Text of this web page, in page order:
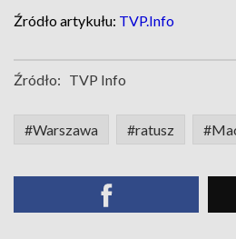
Źródło artykułu: TVP.Info
Źródło: TVP Info
#Warszawa #ratusz